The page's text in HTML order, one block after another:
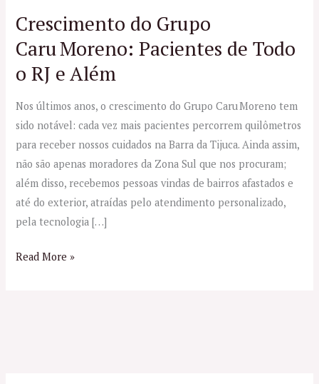
Crescimento do Grupo
Caru Moreno: Pacientes de Todo
o RJ e Além
Nos últimos anos, o crescimento do Grupo Caru Moreno tem
sido notável: cada vez mais pacientes percorrem quilômetros
para receber nossos cuidados na Barra da Tijuca. Ainda assim,
não são apenas moradores da Zona Sul que nos procuram;
além disso, recebemos pessoas vindas de bairros afastados e
até do exterior, atraídas pelo atendimento personalizado,
pela tecnologia […]
Read More »